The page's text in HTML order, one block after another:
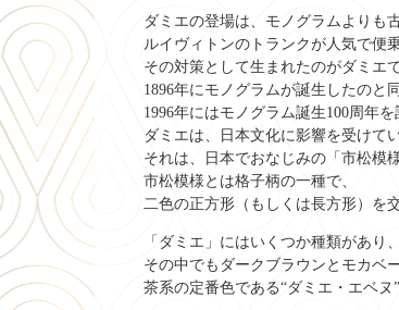
ダミエの登場は、モノグラムよりも古
ルイヴィトンのトランクが人気で便
その対策として生まれたのがダミエで
1896年にモノグラムが誕生したのと
1996年にはモノグラム誕生100周年を
ダミエは、日本文化に影響を受けて
それは、日本でおなじみの「市松模
市松模様とは格子柄の一種で、
二色の正方形（もしくは長方形）を
「ダミエ」にはいくつか種類があり、
その中でもダークブラウンとモカベ
茶系の定番色である“ダミエ・エベヌ